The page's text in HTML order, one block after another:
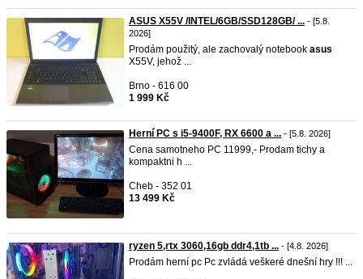
ASUS X55V /INTEL/6GB/SSD128GB/ ... - [5.8.
2026]
Prodám použitý, ale zachovalý notebook asus
X55V, jehož ...
Brno - 616 00
1 999 Kč
Herní PC s i5-9400F, RX 6600 a ... - [5.8. 2026]
Cena samotneho PC 11999,- Prodam tichy a
kompaktni h ...
Cheb - 352 01
13 499 Kč
ryzen 5,rtx 3060,16gb ddr4,1tb ... - [4.8. 2026]
Prodám herní pc Pc zvládá veškeré dnešní hry !!! ...